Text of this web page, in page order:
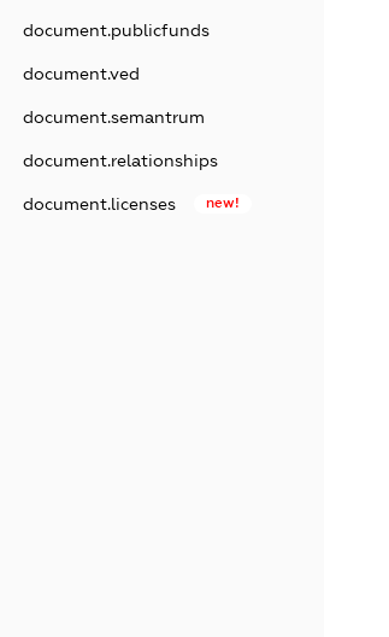
document.publicfunds
document.ved
document.semantrum
document.relationships
document.licenses new!